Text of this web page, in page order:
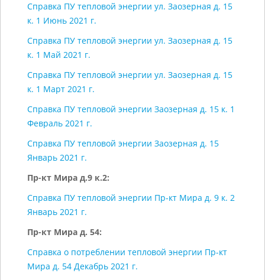
Справка ПУ тепловой энергии ул. Заозерная д. 15
к. 1 Июнь 2021 г.
Справка ПУ тепловой энергии ул. Заозерная д. 15
к. 1 Май 2021 г.
Справка ПУ тепловой энергии ул. Заозерная д. 15
к. 1 Март 2021 г.
Справка ПУ тепловой энергии Заозерная д. 15 к. 1
Февраль 2021 г.
Справка ПУ тепловой энергии Заозерная д. 15
Январь 2021 г.
Пр-кт Мира д.9 к.2:
Справка ПУ тепловой энергии Пр-кт Мира д. 9 к. 2
Январь 2021 г.
Пр-кт Мира д. 54:
Справка о потреблении тепловой энергии Пр-кт
Мира д. 54 Декабрь 2021 г.